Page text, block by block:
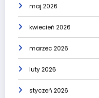
maj 2026
kwiecień 2026
marzec 2026
luty 2026
styczeń 2026